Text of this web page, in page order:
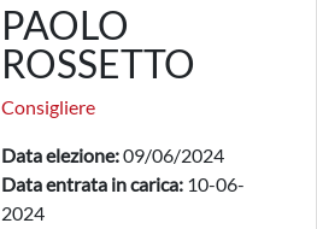
PAOLO
ROSSETTO
Consigliere
Data elezione:09/06/2024
Data entrata in carica: 10-06-
2024